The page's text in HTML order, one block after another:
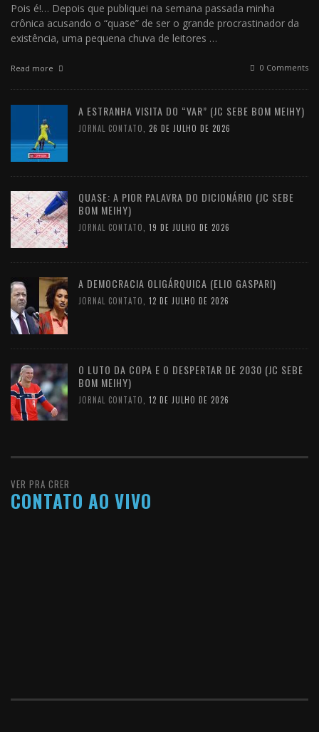
Pois é!… Depois que publiquei na semana passada minha
crônica acusando o “quase” de ser o grande procrastinador da
existência, uma pequena chuva de leitores …
Read more 0 Comments
A ESTRANHA VISITA DO “VAR” (JC SEBE BOM MEIHY)
JORNAL CONTATO 26 DE JULHO DE 2026
QUASE: A PIOR PALAVRA DO DICIONÁRIO (JC SEBE
BOM MEIHY)
JORNAL CONTATO 19 DE JULHO DE 2026
A DEMOCRACIA OLIGÁRQUICA (ELIO GASPARI)
JORNAL CONTATO 12 DE JULHO DE 2026
O LUTO DA COPA E O DESPERTAR DE 2030 (JC SEBE
BOM MEIHY)
JORNAL CONTATO 12 DE JULHO DE 2026
VER PRA CRER
CONTATO AO VIVO